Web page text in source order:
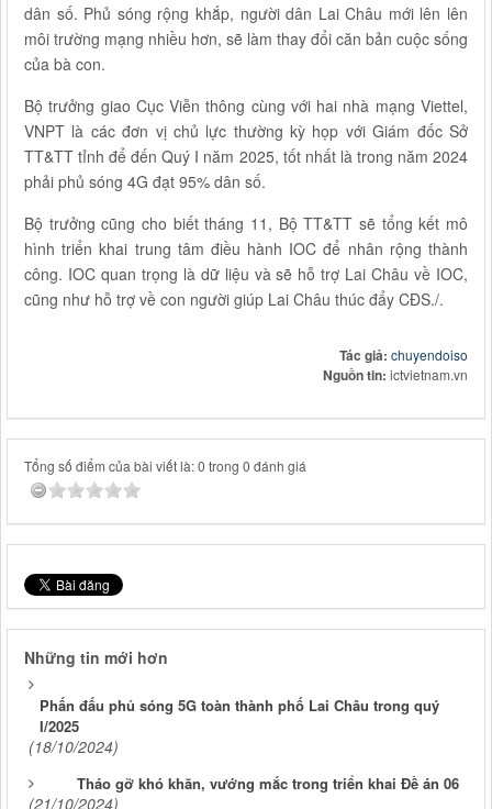
dân số. Phủ sóng rộng khắp, người dân Lai Châu mới lên lên
môi trường mạng nhiều hơn, sẽ làm thay đổi căn bản cuộc sống
của bà con.
Bộ trưởng giao Cục Viễn thông cùng với hai nhà mạng Viettel,
VNPT là các đơn vị chủ lực thường kỳ họp với Giám đốc Sở
TT&TT tỉnh để đến Quý I năm 2025, tốt nhất là trong năm 2024
phải phủ sóng 4G đạt 95% dân số.
Bộ trưởng cũng cho biết tháng 11, Bộ TT&TT sẽ tổng kết mô
hình triển khai trung tâm điều hành IOC để nhân rộng thành
công. IOC quan trọng là dữ liệu và sẽ hỗ trợ Lai Châu về IOC,
cũng như hỗ trợ về con người giúp Lai Châu thúc đẩy CĐS./.
Tác giả: chuyendoiso
Nguồn tin: ictvietnam.vn
Tổng số điểm của bài viết là: 0 trong 0 đánh giá
Những tin mới hơn
Phấn đấu phủ sóng 5G toàn thành phố Lai Châu trong quý
I/2025
(18/10/2024)
Tháo gỡ khó khăn, vướng mắc trong triển khai Đề án 06
(21/10/2024)